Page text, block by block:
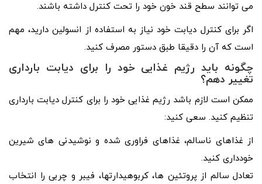
می توانند سطح قند خون خود را تحت کنترل داشته باشند.
اگر برای کنترل دیابت خود نیاز به استفاده از انسولین دارید، مهم
است که آن را دقیقا طبق دستور مصرف کنید.
چگونه باید رژیم غذایی خود را برای دیابت بارداری
تغییر دهم؟
ممکن است لازم باشد رژیم غذایی خود را برای کنترل دیابت بارداری
تنظیم کنید. سعی کنید:
از غذاهای ناسالم، غذاهای فراوری شده و نوشیدنی های شیرین
خودداری کنید.
تعادل سالم از پروتئین ها، کربوهیدارتها، فیبر و چربی را انتخاب